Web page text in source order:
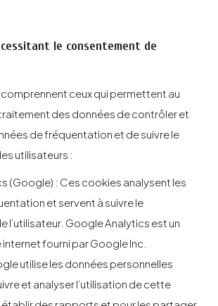
le consentement de
ceux qui permettent au
des données de contrôler et
de fréquentation et de suivre le
utilisateurs :
(Google) : Ces cookies analysent les
et servent à suivre le
l’utilisateur. Google Analytics est un
internet fourni par Google Inc.
utilise les données personnelles
et analyser l’utilisation de cette